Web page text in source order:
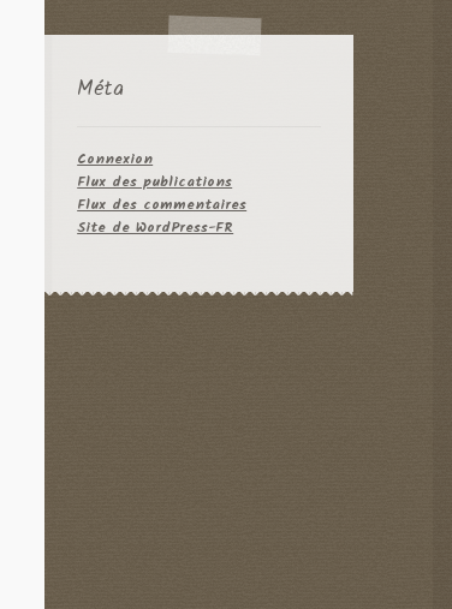
Méta
Connexion
Flux des publications
Flux des commentaires
Site de WordPress-FR